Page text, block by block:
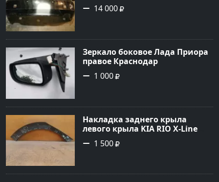
14 000
Зеркало боковое Лада Приора
правое Краснодар
1 000
Накладка заднего крыла
левого крыла KIA RIO X-Line
(расширитель задний левый)
Краснодар
1 500